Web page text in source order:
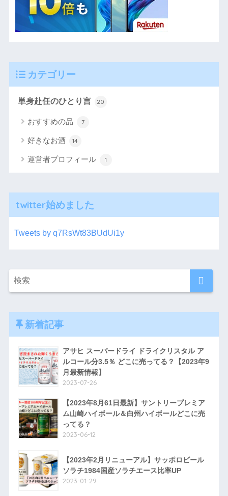
カテゴリー
単身赴任のひとり言 20
おすすめの品 7
好きなお酒 14
運営者プロフィール 1
twitter始めました
Tweets by q7RsWt83BUdUi1y
新着記事
アサヒ スーパードライ ドライクリスタル ア
ルコール分3.5％ どこに売ってる？【2023年9
月最新情報】
2023-07-26
【2023年8月61日最新】サントリープレミア
ム山崎ハイボール＆白州ハイボールどこに売
ってる？
2023-06-12
【2023年2月リニューアル】サッポロビール
ソラチ1984国産ソラチエース比率UP
2023-01-29